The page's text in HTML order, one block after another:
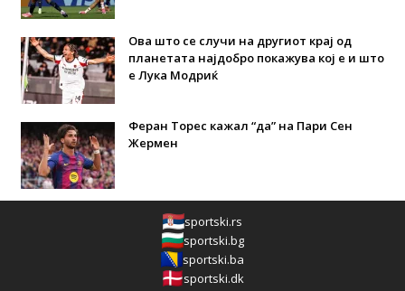
Ова што се случи на другиот крај од
планетата најдобро покажува кој е и што
е Лука Модриќ
Феран Торес кажал “да” на Пари Сен
Жермен
sportski.rs
sportski.bg
sportski.ba
sportski.dk